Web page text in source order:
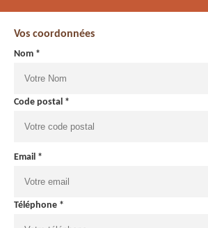
Vos coordonnées
Nom *
Code postal *
Email *
Téléphone *